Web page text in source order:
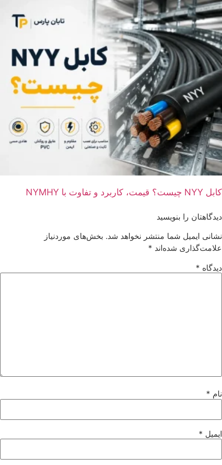
کابل NYY چیست؟ قیمت، کاربرد و تفاوت با NYMHY
دیدگاهتان را بنویسید
نشانی ایمیل شما منتشر نخواهد شد. بخش‌های موردنیاز
علامت‌گذاری شده‌اند *
دیدگاه *
نام *
ایمیل *